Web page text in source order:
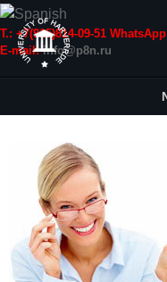
Т.: +7(915)814-09-51 WhatsApp
E-mail:info@p8n.ru